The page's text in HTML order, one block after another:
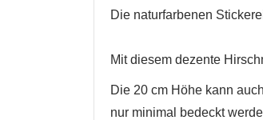
Die naturfarbenen
Mit diesem dezente
Die 20 cm Höhe kann
nur minimal bedeckt